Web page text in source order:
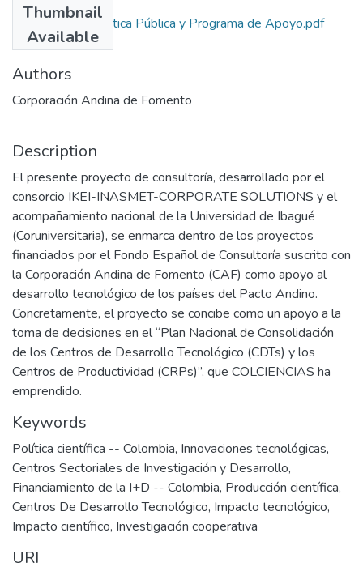
Thumbnail
Available
1023-Fase II Politica Pública y Programa de Apoyo.pdf
(2.19 MB)
Authors
Corporación Andina de Fomento
Description
El presente proyecto de consultoría, desarrollado por el
consorcio IKEI-INASMET-CORPORATE SOLUTIONS y el
acompañamiento nacional de la Universidad de Ibagué
(Coruniversitaria), se enmarca dentro de los proyectos
financiados por el Fondo Español de Consultoría suscrito con
la Corporación Andina de Fomento (CAF) como apoyo al
desarrollo tecnológico de los países del Pacto Andino.
Concretamente, el proyecto se concibe como un apoyo a la
toma de decisiones en el “Plan Nacional de Consolidación
de los Centros de Desarrollo Tecnológico (CDTs) y los
Centros de Productividad (CRPs)”, que COLCIENCIAS ha
emprendido.
Keywords
Política científica -- Colombia, Innovaciones tecnológicas,
Centros Sectoriales de Investigación y Desarrollo,
Financiamiento de la I+D -- Colombia, Producción científica,
Centros De Desarrollo Tecnológico, Impacto tecnológico,
Impacto científico, Investigación cooperativa
URI